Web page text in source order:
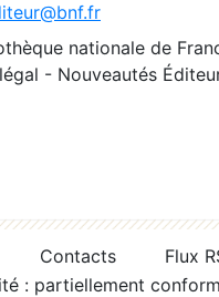
nationale de
- Nouveautés
Contacts
Flux
: partiellement